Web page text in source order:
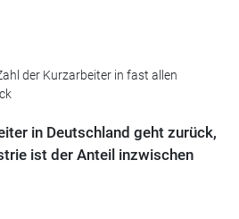
der Kurzarbeiter in fast allen
in Deutschland geht zurück,
ist der Anteil inzwischen